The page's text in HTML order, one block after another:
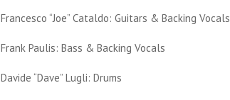
Francesco “Joe” Cataldo: Guitars & Backing Vocals
Frank Paulis: Bass & Backing Vocals
Davide “Dave” Lugli: Drums